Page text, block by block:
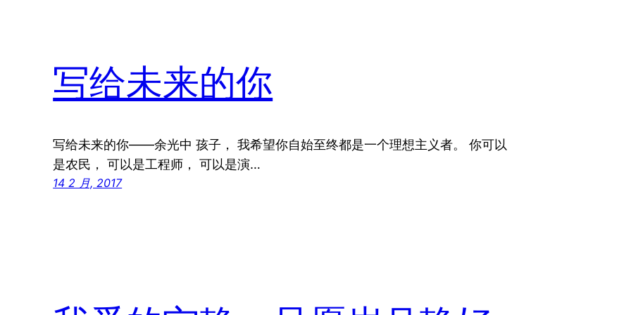
写给未来的你
写给未来的你——余光中 孩子， 我希望你自始至终都是一个理想主义者。 你可以
是农民， 可以是工程师， 可以是演…
14 2 月, 2017